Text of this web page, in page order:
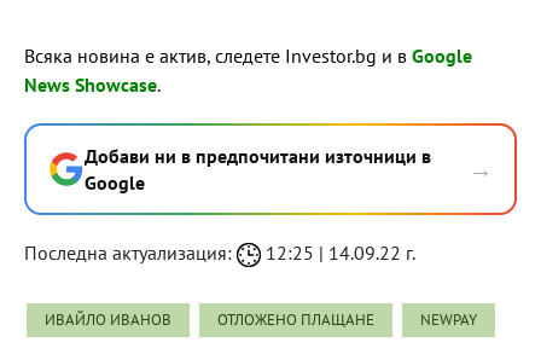
Всяка новина е актив, следете Investor.bg и в Google
News Showcase.
Добави ни в предпочитани източници в
Google
→
Последна актуализация: 12:25 | 14.09.22 г.
ИВАЙЛО ИВАНОВ ОТЛОЖЕНО ПЛАЩАНЕ NEWPAY